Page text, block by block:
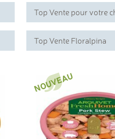
Top Vente pour votre
Top Vente Floralpina